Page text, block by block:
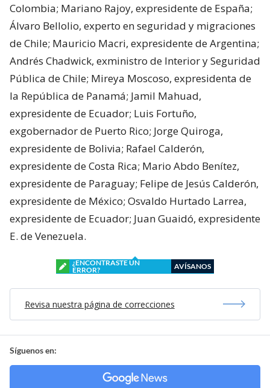
Colombia; Mariano Rajoy, expresidente de España;
Álvaro Bellolio, experto en seguridad y migraciones
de Chile; Mauricio Macri, expresidente de Argentina;
Andrés Chadwick, exministro de Interior y Seguridad
Pública de Chile; Mireya Moscoso, expresidenta de
la República de Panamá; Jamil Mahuad,
expresidente de Ecuador; Luis Fortuño,
exgobernador de Puerto Rico; Jorge Quiroga,
expresidente de Bolivia; Rafael Calderón,
expresidente de Costa Rica; Mario Abdo Benítez,
expresidente de Paraguay; Felipe de Jesús Calderón,
expresidente de México; Osvaldo Hurtado Larrea,
expresidente de Ecuador; Juan Guaidó, expresidente
E. de Venezuela.
¿ENCONTRASTE UN
ERROR?
AVÍSANOS
Revisa nuestra página de correcciones
Síguenos en: